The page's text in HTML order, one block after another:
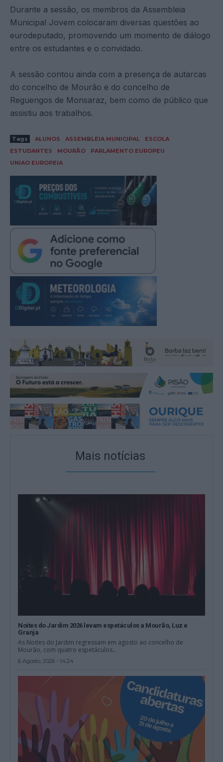
Durante a sessão, os membros da Assembleia
Municipal Jovem colocaram diversas questões ao
eurodeputado, promovendo um momento de diálogo
entre os estudantes e o convidado.
A sessão contou ainda com a presença de autarcas
do concelho de Mourão e do concelho de
Reguengos de Monsaraz, bem como de público que
assistiu aos trabalhos.
Tags ALUNOS ASSEMBLEIA MUNICIPAL
ESCOLA
ESTUDANTES
MOURÃO
PARLAMENTO EUROPEU
UNIAO EUROPEIA
Mais notícias
Noites do Jardim 2026 levam espetáculos a Mourão, Luz e
Granja
As Noites do Jardim regressam em agosto ao concelho de
Mourão, com quatro espetáculos...
6 Agosto, 2026 - 14:24